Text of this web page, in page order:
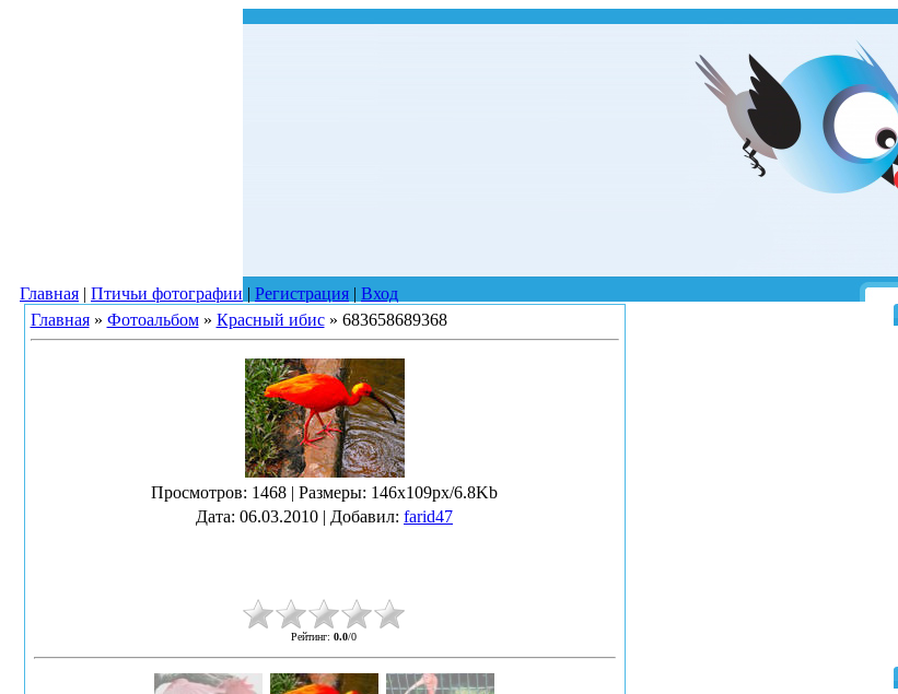
Главная | Птичьи фотографии | Регистрация | Вход
Главная» Фотоальбом» Красный ибис» 683658689368
Просмотров: 1468 | Размеры: 146x109px/6.8Kb
Дата: 06.03.2010 | Добавил: farid47
Рейтинг: 0.0/0